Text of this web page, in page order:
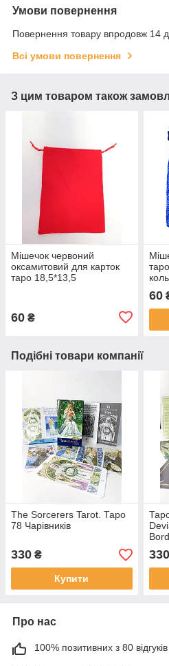
Умови повернення
Повернення товару впродовж 14
Всі умови повернення
З цим товаром також
Мішечок червоний
оксамитовий для карток
таро 18,5*13,5
60 ₴
60
Подібні товари компанії
The Sorcerers Tarot. Таро
78 Чарівників
330 ₴
Купити
330
Про нас
100% позитивних з 80 відгуків